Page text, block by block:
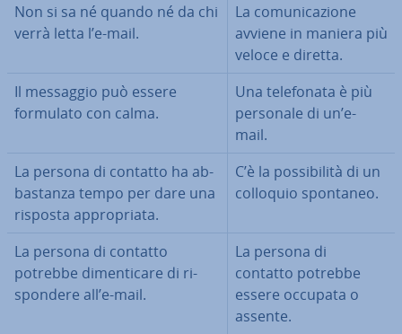
Non si sa né quando né da chi
verrà letta l’e-mail.
La co­mu­ni­ca­zio­ne
avviene in maniera più
veloce e diretta.
Il messaggio può essere
formulato con calma.
Una te­le­fo­na­ta è più
personale di un’e-
mail.
La persona di contatto ha ab­
ba­stan­za tempo per dare una
risposta ap­pro­pria­ta.
C’è la pos­si­bi­li­tà di un
colloquio spontaneo.
La persona di contatto
potrebbe di­men­ti­ca­re di ri­
spon­de­re all’e-mail.
La persona di
contatto potrebbe
essere occupata o
assente.